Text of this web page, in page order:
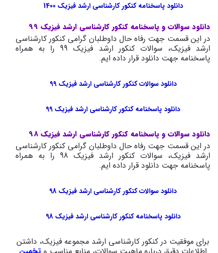
دانلود پاسخنامه کنکور کارشناسی ارشد فیزیک 1400
دانلود سوالات و پاسخنامه کنکور کارشناسی ارشد فیزیک 99
در این قسمت جهت رفاه حال داوطلبان گرامی کنکور کارشناسی
ارشد فیزیک، سوالات کنکور ارشد فیزیک 99 را به همراه
پاسخنامه جهت دانلود قرار داده ایم.
دانلود سوالات کنکور کارشناسی ارشد فیزیک 99
دانلود پاسخنامه کنکور کارشناسی ارشد فیزیک 99
دانلود سوالات و پاسخنامه کنکور کارشناسی ارشد فیزیک 98
در این قسمت جهت رفاه حال داوطلبان گرامی کنکور کارشناسی
ارشد فیزیک، سوالات کنکور ارشد فیزیک 98 را به همراه
پاسخنامه جهت دانلود قرار داده ایم.
دانلود سوالات کنکور کارشناسی ارشد فیزیک 98
دانلود پاسخنامه کنکور کارشناسی ارشد فیزیک 98
برای موفقیت در کنکور کارشناسی ارشد مجموعه فیزیک، داشتن